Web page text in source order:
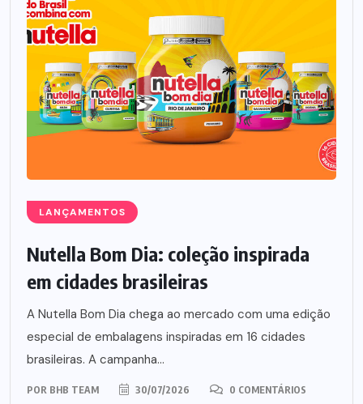
LANÇAMENTOS
Nutella Bom Dia: coleção inspirada
em cidades brasileiras
A Nutella Bom Dia chega ao mercado com uma edição
especial de embalagens inspiradas em 16 cidades
brasileiras. A campanha...
POR BHB TEAM 30/07/2026 0 COMENTÁRIOS